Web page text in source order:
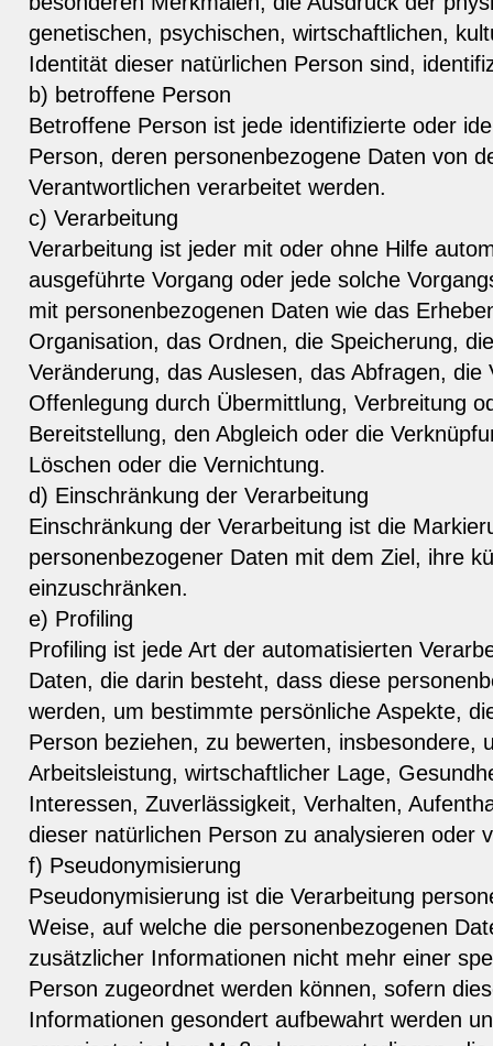
genetischen, psychischen, wirtschaftlichen,
Identität dieser natürlichen Person sind,
b) betroffene Person
Betroffene Person ist jede identifizierte oder
Person, deren personenbezogene Daten von
Verantwortlichen verarbeitet werden.
c) Verarbeitung
Verarbeitung ist jeder mit oder ohne Hilfe
ausgeführte Vorgang oder jede solche
mit personenbezogenen Daten wie das
Organisation, das Ordnen, die Speicherung,
Veränderung, das Auslesen, das Abfragen, die
Offenlegung durch Übermittlung, Verbreitung
Bereitstellung, den Abgleich oder die
Löschen oder die Vernichtung.
d) Einschränkung der Verarbeitung
Einschränkung der Verarbeitung ist die
personenbezogener Daten mit dem Ziel, ihre
einzuschränken.
e) Profiling
Profiling ist jede Art der automatisierten
Daten, die darin besteht, dass diese
werden, um bestimmte persönliche Aspekte,
Person beziehen, zu bewerten, insbesondere,
Arbeitsleistung, wirtschaftlicher Lage,
Interessen, Zuverlässigkeit, Verhalten,
dieser natürlichen Person zu analysieren oder
f) Pseudonymisierung
Pseudonymisierung ist die Verarbeitung
Weise, auf welche die personenbezogenen
zusätzlicher Informationen nicht mehr einer
Person zugeordnet werden können, sofern
Informationen gesondert aufbewahrt werden